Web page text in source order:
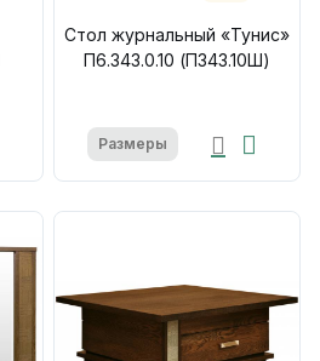
Стол журнальный «Тунис»
П6.343.0.10 (П343.10Ш)
Размеры